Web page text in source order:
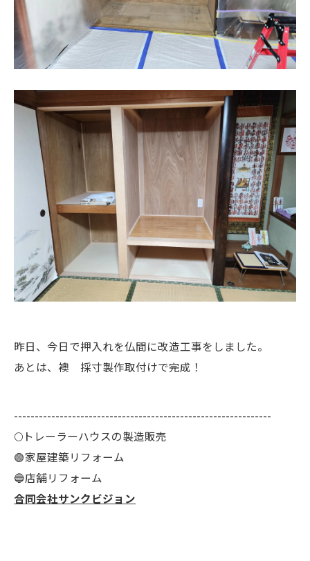
昨日、今日で押入れを仏間に改造工事をしました。
あとは、襖 採寸製作取付けで完成！
--------------------------------------------------------------
🌕️トレーラーハウスの製造販売
🟢家屋建築リフォーム
🔵店舗リフォーム
合同会社サンクビジョン